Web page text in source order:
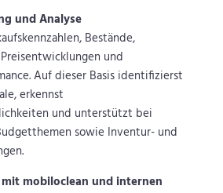
und Analyse
Bestände,
und
Auf dieser Basis identifizierst
erkennst
und unterstützt bei
sowie Inventur- und
mobiloclean und internen